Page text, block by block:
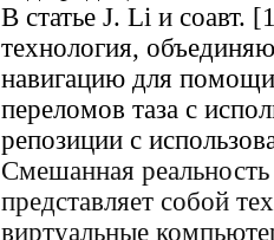
В статье J. Li и соавт.
технология,
навигацию для
переломов таза с
репозиции с
Смешанная реальность
представляет собой
виртуальные